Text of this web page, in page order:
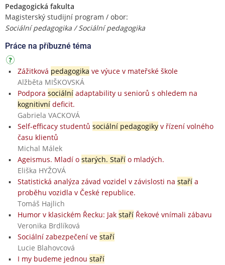
Pedagogická fakulta
Magisterský studijní program / obor:
Sociální pedagogika / Sociální pedagogika
Práce na příbuzné téma
Zážitková pedagogika ve výuce v mateřské škole
Alžběta MIŠKOVSKÁ
Podpora sociálníadaptability u seniorů s ohledem na
kognitivnídeficit.
Gabriela VACKOVÁ
Self-efficacy studentů sociální pedagogikyv řízení volného
času klientů
Michal Málek
Ageismus. Mladí o starých. Stařío mladých.
Eliška HYŽOVÁ
Statistická analýza závad vozidel v závislosti na stařía
proběhu vozidla v České republice.
Tomáš Hajlich
Humor v klasickém Řecku: Jak staříŘekové vnímali zábavu
Veronika Brdlíková
Sociální zabezpečení ve staří
Lucie Blahovcová
I my budeme jednou staří